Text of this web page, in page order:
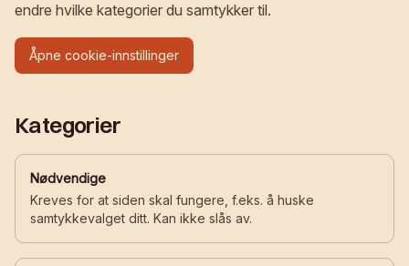
endre hvilke kategorier du samtykker til.
Åpne cookie-innstillinger
Kategorier
Nødvendige
Kreves for at siden skal fungere, f.eks. å huske
samtykkevalget ditt. Kan ikke slås av.